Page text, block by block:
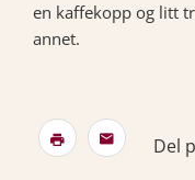
en kaffekopp og litt
annet.
Del